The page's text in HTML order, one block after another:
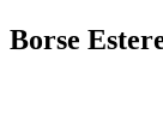
Borse